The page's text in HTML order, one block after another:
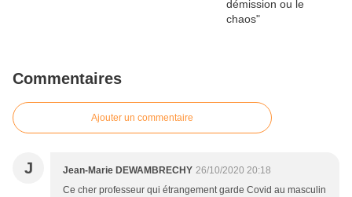
Commentaires
Ajouter un commentaire
J Jean-Marie DEWAMBRECHY 26/10/2020 20:18
Ce cher professeur qui étrangement garde Covid au masculin